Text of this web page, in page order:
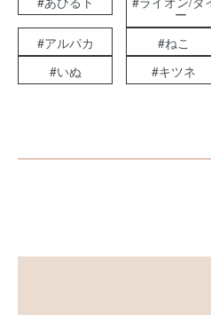
ー
#アルパカ #ねこ
#いぬ
#キツネ